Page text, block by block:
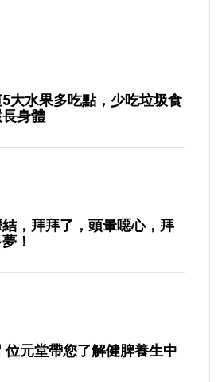
大水果多吃點，少吃垃圾食
身體
，拜拜了，頭暈噁心，拜
！
位元堂帶您了解健脾養生中